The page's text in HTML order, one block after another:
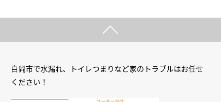
白岡市で水漏れ、トイレつまりなど家のトラブルはお任せ
ください！